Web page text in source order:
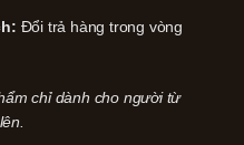
Đổi trả hàng trong vòng
chỉ dành cho người từ